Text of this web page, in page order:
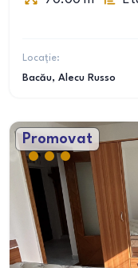
Locație:
Bacău, Alecu Russo
Promovat